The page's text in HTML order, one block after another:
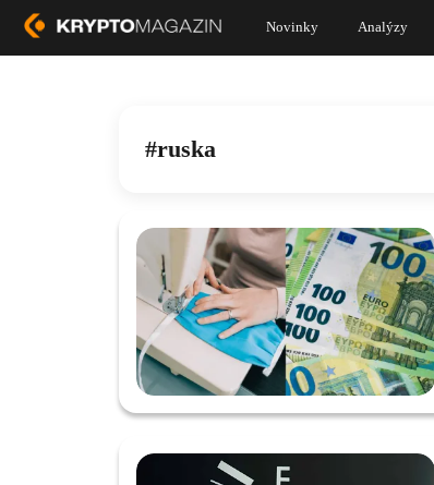
Novinky Analýzy
ruska